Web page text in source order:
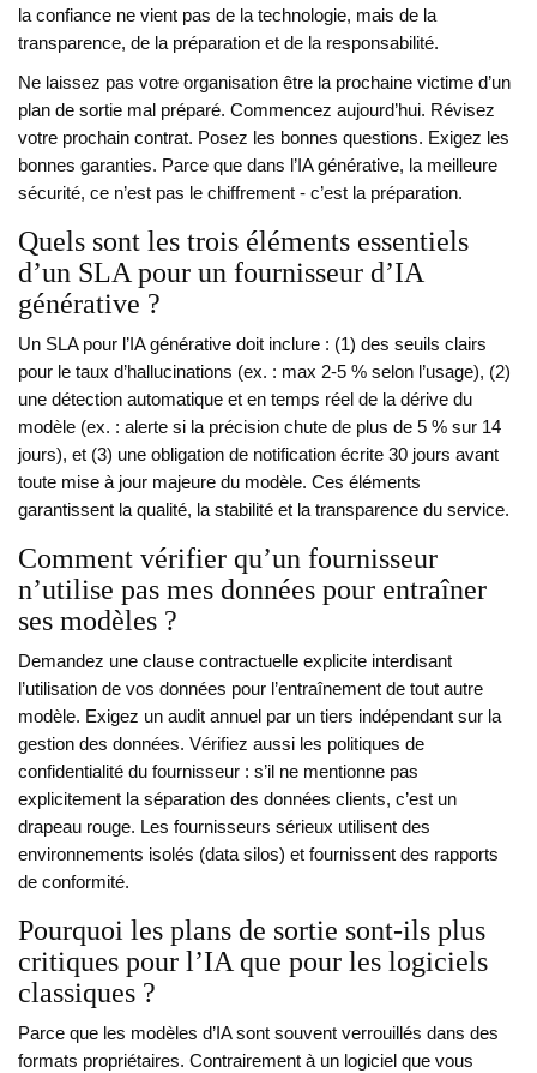
la confiance ne vient pas de la technologie, mais de la
transparence, de la préparation et de la responsabilité.
Ne laissez pas votre organisation être la prochaine victime d’un
plan de sortie mal préparé. Commencez aujourd’hui. Révisez
votre prochain contrat. Posez les bonnes questions. Exigez les
bonnes garanties. Parce que dans l’IA générative, la meilleure
sécurité, ce n’est pas le chiffrement - c’est la préparation.
Quels sont les trois éléments essentiels
d’un SLA pour un fournisseur d’IA
générative ?
Un SLA pour l’IA générative doit inclure : (1) des seuils clairs
pour le taux d’hallucinations (ex. : max 2-5 % selon l’usage), (2)
une détection automatique et en temps réel de la dérive du
modèle (ex. : alerte si la précision chute de plus de 5 % sur 14
jours), et (3) une obligation de notification écrite 30 jours avant
toute mise à jour majeure du modèle. Ces éléments
garantissent la qualité, la stabilité et la transparence du service.
Comment vérifier qu’un fournisseur
n’utilise pas mes données pour entraîner
ses modèles ?
Demandez une clause contractuelle explicite interdisant
l’utilisation de vos données pour l’entraînement de tout autre
modèle. Exigez un audit annuel par un tiers indépendant sur la
gestion des données. Vérifiez aussi les politiques de
confidentialité du fournisseur : s’il ne mentionne pas
explicitement la séparation des données clients, c’est un
drapeau rouge. Les fournisseurs sérieux utilisent des
environnements isolés (data silos) et fournissent des rapports
de conformité.
Pourquoi les plans de sortie sont-ils plus
critiques pour l’IA que pour les logiciels
classiques ?
Parce que les modèles d’IA sont souvent verrouillés dans des
formats propriétaires. Contrairement à un logiciel que vous